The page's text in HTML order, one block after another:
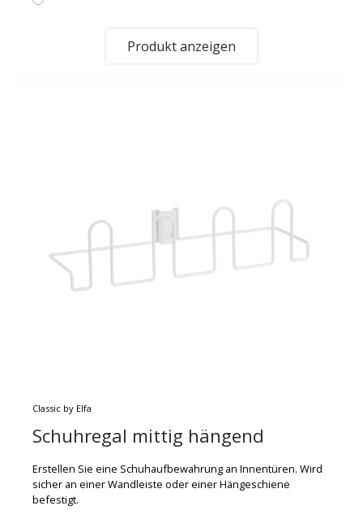
Produkt anzeigen
Classic by Elfa
Schuhregal mittig hängend
Erstellen Sie eine Schuhaufbewahrung an Innentüren. Wird
sicher an einer Wandleiste oder einer Hängeschiene
befestigt.